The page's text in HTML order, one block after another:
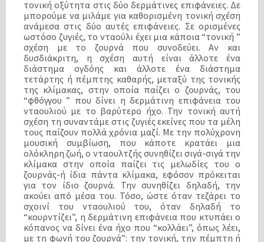
τονική οξύτητα στις δύο δερμάτινες επιφάνειες. Δε
μπορούμε να μιλάμε για καθορισμένη τονική σχέση
ανάμεσα στις δύο αυτές επιφάνειες. Σε ορισμένες
ωστόσο ζυγιές, το νταούλι έχει μια κάποια “τονική ”
σχέση με το ζουρνά που συνοδεύει. Αν και
δυσδιάκριτη, η σχέση αυτή είναι άλλοτε ένα
διάστημα ογδόης και άλλοτε ένα διάστημα
τετάρτης ή πέμπτης καθαρής, μεταξύ της τονικής
της κλίμακας, στην οποία παίζει ο ζουρνάς, του
“φθόγγου ” που δίνει η δερμάτινη επιφάνεια του
νταουλιού με το βαρύτερο ήχο. Την τονική αυτή
σχέση τη συναντάμε στις ζυγιές εκείνες που τα μέλη
τους παίζουν πολλά χρόνια μαζί. Με την πολύχρονη
μουσική συμβίωση, που κάποτε κρατάει μια
ολόκληρη ζωή, ο νταουλτζής συνηθίζει σιγά-σιγά την
κλίμακα στην οποία παίζει τις μελωδίες του ο
ζουρνάς-ή ίδια πάντα κλίμακα, εφόσον πρόκειται
για τον ίδιο ζουρνά. Την συνηθίζει δηλαδή, την
ακούει από μέσα του. Τόσο, ώστε όταν τεζάρει το
σχοινί του νταουλιού του, όταν δηλαδή το
“κουρντίζει”, η δερμάτινη επιφάνεια που κτυπάει ο
κόπανος να δίνει ένα ήχο που “κολλάει”, όπως λέει,
με τη φωνή του ζουρνά”: την τονική, την πέμπτη ή